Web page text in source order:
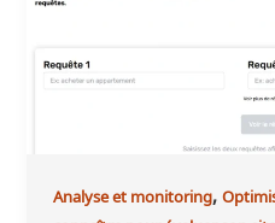
Analyse et monitoring,